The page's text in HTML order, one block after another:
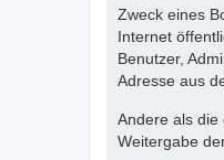
Zweck eines
Internet
Benutzer,
Adresse aus
Andere als
Weitergabe